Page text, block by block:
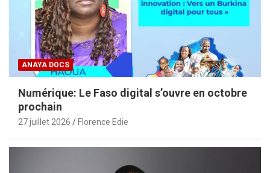
ANAYA DOCS
Numérique: Le Faso digital s’ouvre en octobre
prochain
27 juillet 2026 Florence Edie